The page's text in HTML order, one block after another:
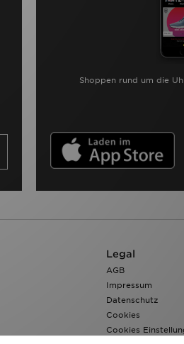
Shoppen rund um die
Legal
AGB
Impressum
Datenschutz
Cookies
Cookies